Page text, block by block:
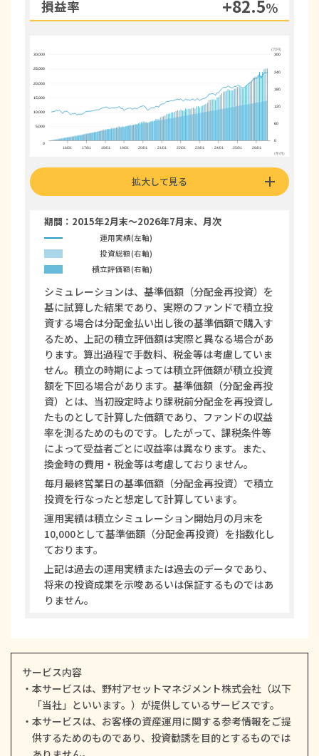
損益率
+82.5%
(年/月)
(万円)
16/01 17/01 18/01 19/01 20/01 21/01 22/01 23/01 24/01 25/01 26/01
0
5,000
10,000
15,000
20,000
25,000
30,000
0
60
120
180
240
300
拡大して見る
期間： 2015年2月末～2026年7月末、月次
運用実績(左軸)
投資総額(右軸)
積立評価額(右軸)
シミュレーションは、基準価額（分配金再投資）を
基に試算した結果であり、実際のファンドで積立投
資する場合は分配金払い出し後の基準価額で購入す
るため、上記の積立評価額は実際と異なる場合があ
ります。算出過程で手数料、税金等は考慮していま
せん。積立の時期によっては積立評価額が積立投資
額を下回る場合があります。基準価額（分配金再投
資）とは、当初設定時より課税前分配金を再投資し
たものとして計算した価額であり、ファンドの収益
率を測るためのものです。したがって、課税条件等
によって受益者ごとに収益率は異なります。また、
換金時の費用・税金等は考慮しておりません。
毎月最終営業日の基準価額（分配金再投資）で積立
投資を行なったと想定して計算しています。
運用実績は積立シミュレーション開始月の月末を
10,000として基準価額（分配金再投資）を指数化し
ております。
上記は過去の運用実績または過去のデータであり、
将来の投資成果を示唆あるいは保証するものではあ
りません。
サービス内容
本サービスは、野村アセットマネジメント株式会社（以下
「当社」といいます。）が提供しているサービスです。
本サービスは、お客様の資産運用に関する参考情報をご提
供するためのものであり、投資勧誘を目的とするものでは